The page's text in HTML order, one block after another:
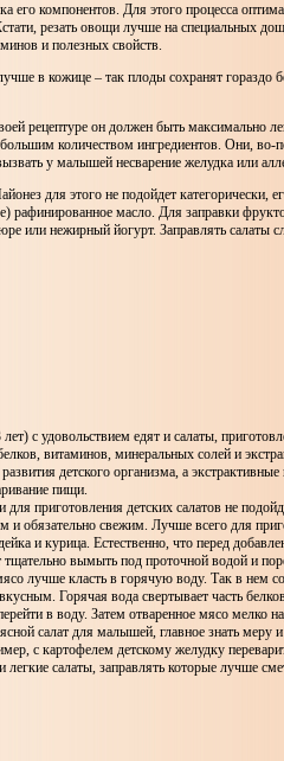
его компонентов. Для этого процесса
резать овощи лучше на специальных
и полезных свойств.
в кожице – так плоды сохранят гораздо
рецептуре он должен быть максимально
количеством ингредиентов. Они, во-
у малышей несварение желудка или
для этого не подойдет категорически,
рафинированное масло. Для заправки
или нежирный йогурт. Заправлять салаты
с удовольствием едят и салаты,
витаминов, минеральных солей и
детского организма, а экстрактивные
пищи.
приготовления детских салатов не
обязательно свежим. Лучше всего для
и курица. Естественно, что перед
вымыть под проточной водой и
лучше класть в горячую воду. Так в нем
Горячая вода свертывает часть
в воду. Затем отваренное мясо мелко
салат для малышей, главное знать меру
с картофелем детскому желудку
салаты, заправлять которые лучше